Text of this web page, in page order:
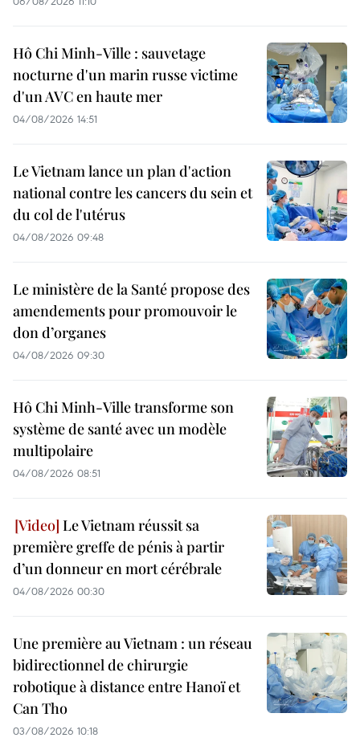
Hô Chi Minh-Ville : sauvetage
nocturne d'un marin russe victime
d'un AVC en haute mer
04/08/2026 14:51
Le Vietnam lance un plan d'action
national contre les cancers du sein et
du col de l'utérus
04/08/2026 09:48
Le ministère de la Santé propose des
amendements pour promouvoir le
don d’organes
04/08/2026 09:30
Hô Chi Minh-Ville transforme son
système de santé avec un modèle
multipolaire
04/08/2026 08:51
Le Vietnam réussit sa
première greffe de pénis à partir
d’un donneur en mort cérébrale
04/08/2026 00:30
Une première au Vietnam : un réseau
bidirectionnel de chirurgie
robotique à distance entre Hanoï et
Can Tho
03/08/2026 10:18